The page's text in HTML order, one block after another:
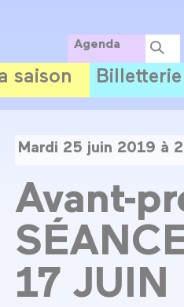
Agenda
saison Billetterie
Mardi 25 juin 2019 à
Avant-
17 JUIN